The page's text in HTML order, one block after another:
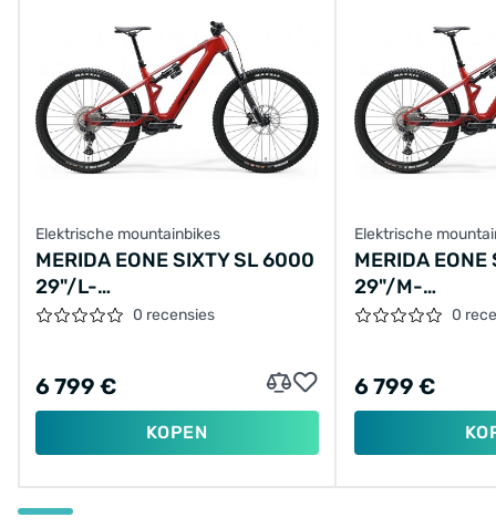
Elektrische mountainbikes
MERIDA EONE SIXTY SL 6000
29"/L-
44CM/12VER/ROOD/2025/A62511A01313
0 recensies
6 799 €
KOPEN
Elektrische
MERIDA
29"/M-
42CM/12VER/
0
6 799 €